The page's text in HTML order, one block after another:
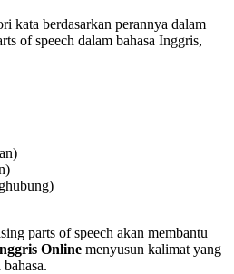
kata berdasarkan perannya dalam
of speech dalam bahasa Inggris,
parts of speech akan membantu
Online menyusun kalimat yang